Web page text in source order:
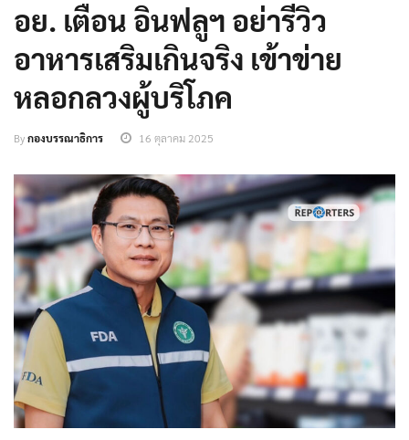
อย. เตือน อินฟลูฯ อย่ารีวิว
อาหารเสริมเกินจริง เข้าข่าย
หลอกลวงผู้บริโภค
Byกองบรรณาธิการ 16 ตุลาคม 2025